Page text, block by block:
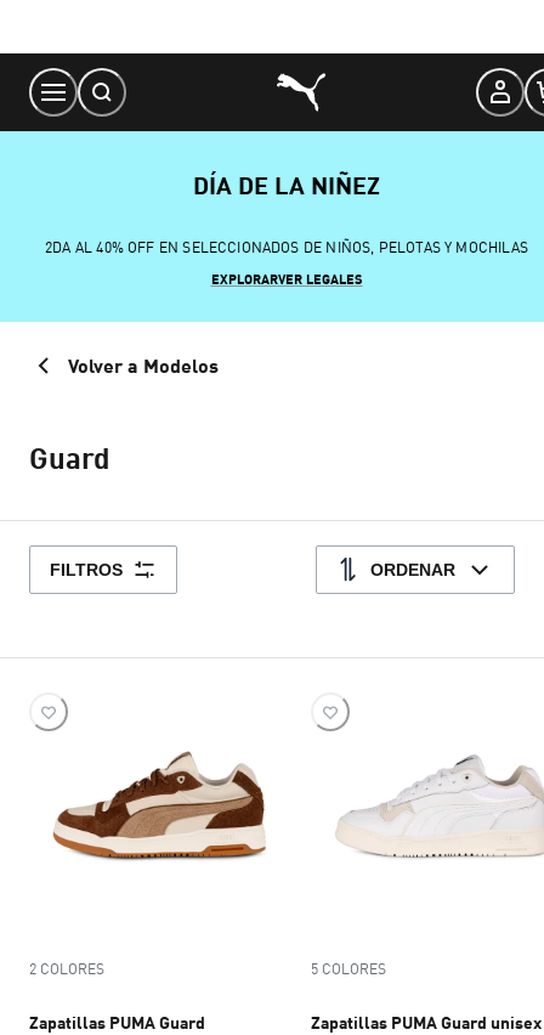
Content
DÍA DE LA NIÑEZ
2DA AL 40% OFF EN SELECCIONADOS DE NIÑOS, PELOTAS Y MOCHILAS
EXPLORARVER LEGALES
Volver a Modelos
Guard
FILTROS ORDENAR
2 COLORES
Zapatillas PUMA Guard
5 COLORES
Zapatillas PUMA Guard unisex